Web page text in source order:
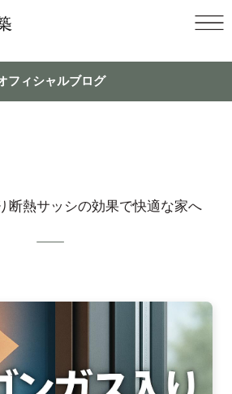
フィシャルブログ
断熱サッシの効果で快適な家へ